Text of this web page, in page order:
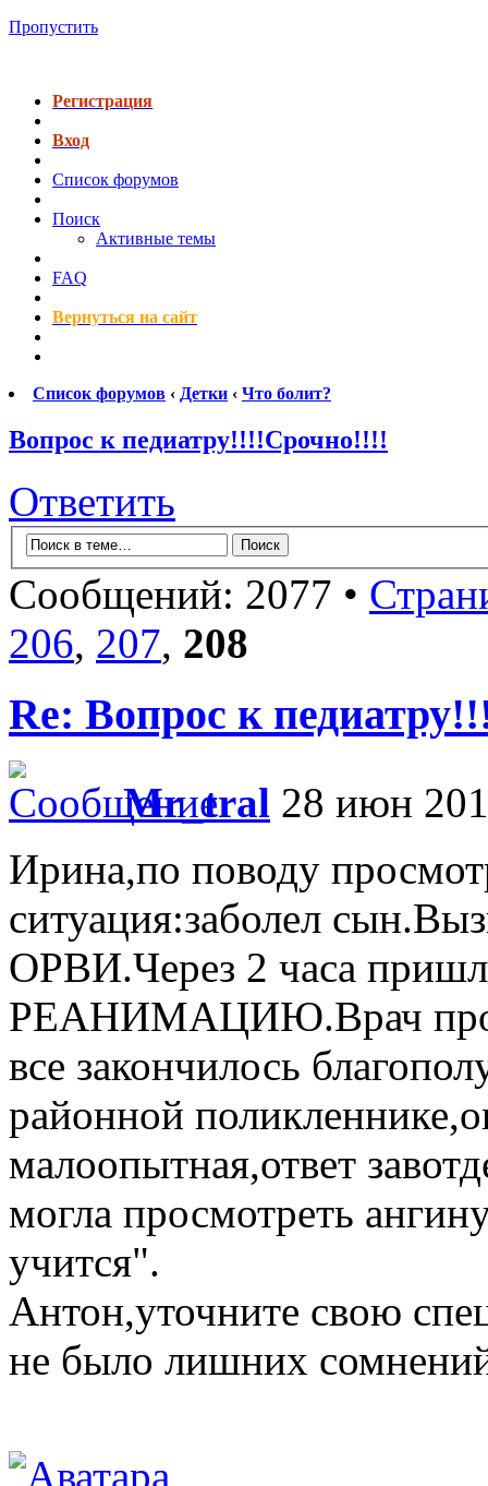
Пропустить
Регистрация
Вход
Список форумов
Поиск
Активные темы
FAQ
Вернуться на сайт
Список форумов ‹ Детки ‹ Что болит?
Вопрос к педиатру!!!!Срочно!!!!
Ответить
Сообщений: 2077 •
206, 207, 208
Re: Вопрос к
Mr_tral 28 июн
Ирина,по поводу
ситуация:заболел
ОРВИ.Через 2 часа
РЕАНИМАЦИЮ.Врач
все закончилось
районной
малоопытная,ответ
могла просмотреть
учится".
Антон,уточните свою
не было лишних